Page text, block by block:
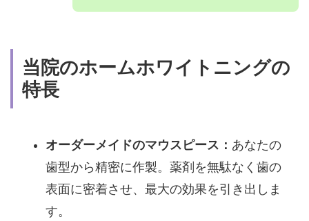
当院のホームホワイトニングの
特長
オーダーメイドのマウスピース： あなたの
歯型から精密に作製。薬剤を無駄なく歯の
表面に密着させ、最大の効果を引き出しま
す。